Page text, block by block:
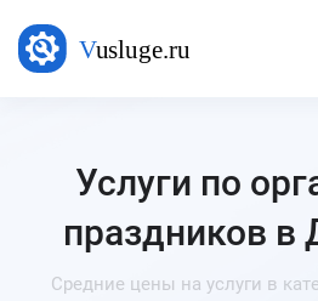
Услуги по
праздников в
Средние цены на услуги в